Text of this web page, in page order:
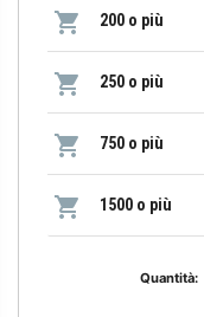
200 o più
250 o più
750 o più
1500 o più
Quantità: